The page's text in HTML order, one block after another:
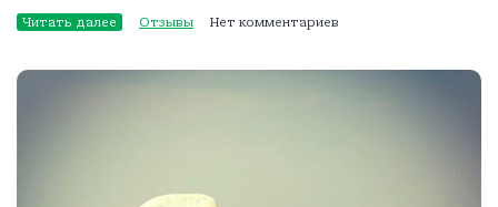
Читать далее Отзывы Нет комментариев